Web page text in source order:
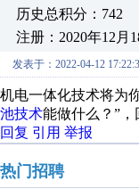
历史总积分：742
注册：2020年12月
发表于：2022-04-12
机电一体化技术将为
池技术能做什么？”
回复 引用 举报
热门招聘